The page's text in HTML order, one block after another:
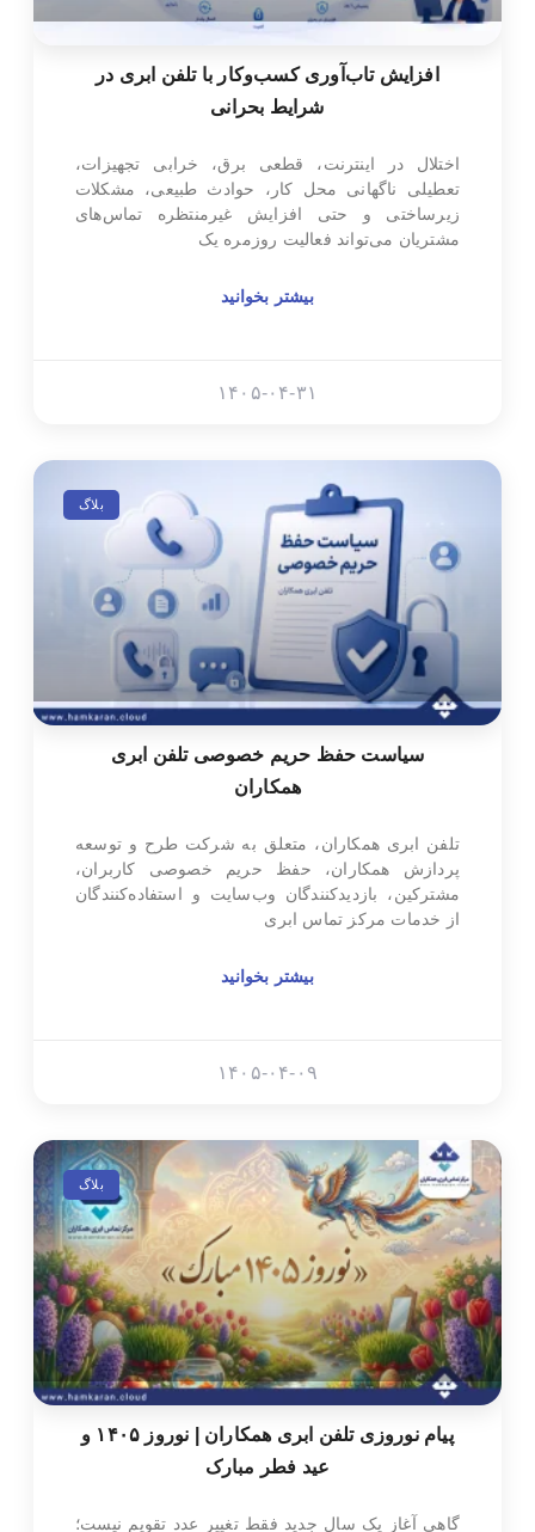
افزایش تاب‌آوری کسب‌وکار با تلفن ابری در
شرایط بحرانی
اختلال در اینترنت، قطعی برق، خرابی تجهیزات،
تعطیلی ناگهانی محل کار، حوادث طبیعی، مشکلات
زیرساختی و حتی افزایش غیرمنتظره تماس‌های
مشتریان می‌تواند فعالیت روزمره یک
بیشتر بخوانید
۱۴۰۵-۰۴-۳۱
بلاگ
سیاست حفظ حریم خصوصی تلفن ابری
همکاران
تلفن ابری همکاران، متعلق به شرکت طرح و توسعه
پردازش همکاران، حفظ حریم خصوصی کاربران،
مشترکین، بازدیدکنندگان وب‌سایت و استفاده‌کنندگان
از خدمات مرکز تماس ابری
بیشتر بخوانید
۱۴۰۵-۰۴-۰۹
بلاگ
پیام نوروزی تلفن ابری همکاران | نوروز ۱۴۰۵ و
عید فطر مبارک
گاهی آغاز یک سال جدید فقط تغییر عدد تقویم نیست؛